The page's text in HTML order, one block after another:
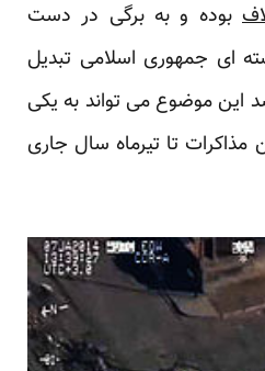
بوده و به برگی در دست
ای جمهوری اسلامی تبدیل
موضوع می تواند به یکی
مذاکرات تا تیرماه سال جاری